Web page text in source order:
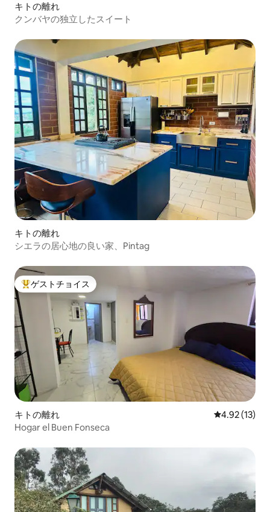
キトの離れ
クンバヤの独立したスイート
キトの離れ
シエラの居心地の良い家、Pintag
大好評のゲストチョイスです。
ゲストチョイス
キトの離れ レビュー13
4.92 (13)
Hogar el Buen Fonseca